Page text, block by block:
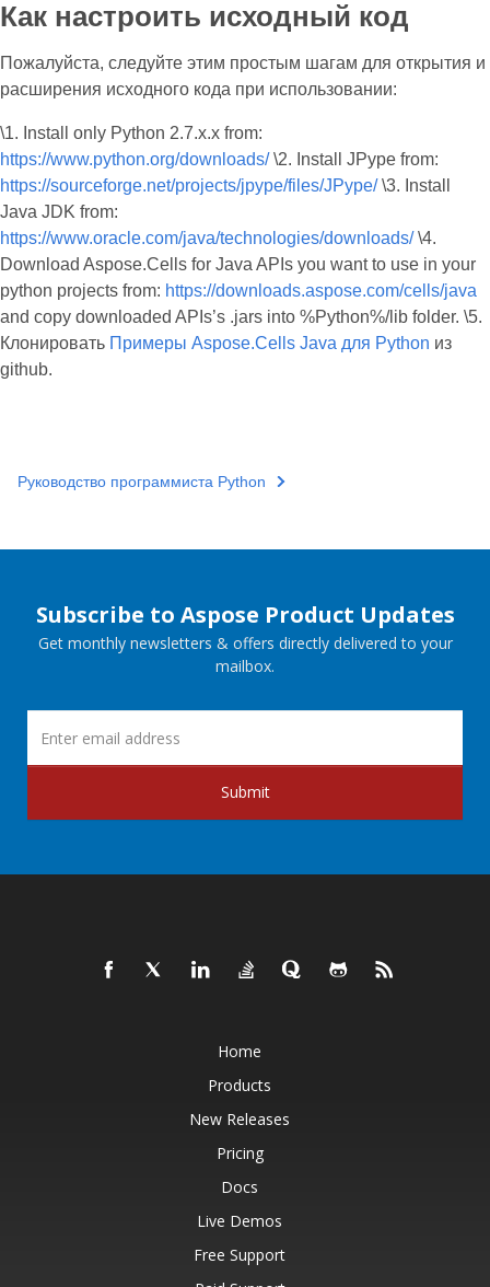
Как настроить исходный код
Пожалуйста, следуйте этим простым шагам для открытия и
расширения исходного кода при использовании:
\1. Install only Python 2.7.x.x from:
https://www.python.org/downloads/\2. Install JPype from:
https://sourceforge.net/projects/jpype/files/JPype/\3. Install
Java JDK from:
https://www.oracle.com/java/technologies/downloads/\4.
Download Aspose.Cells for Java APIs you want to use in your
python projects from: https://downloads.aspose.com/cells/java
and copy downloaded APIs’s .jars into %Python%/lib folder. \5.
Клонировать Примеры Aspose.Cells Java для Python из
github.
Руководство программиста Python
Subscribe to Aspose Product Updates
Get monthly newsletters & offers directly delivered to your
mailbox.
Submit
Home
Products
New Releases
Pricing
Docs
Live Demos
Free Support